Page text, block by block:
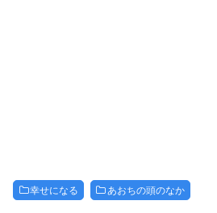
幸せになる あおちの頭のなか